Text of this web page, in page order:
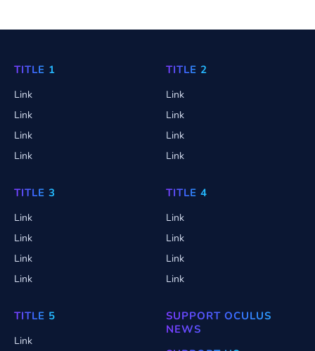
TITLE 1
Link
Link
Link
Link
TITLE 2
Link
Link
Link
Link
TITLE 3
Link
Link
Link
Link
TITLE 4
Link
Link
Link
Link
TITLE 5
Link
SUPPORT OCULUS
NEWS